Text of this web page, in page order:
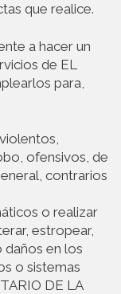
que realice.
a hacer un
de EL
para,
ofensivos, de
contrarios
o realizar
estropear,
en los
o sistemas
DE LA